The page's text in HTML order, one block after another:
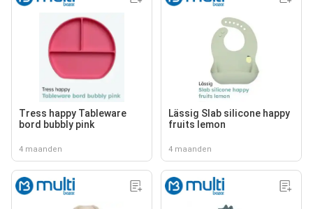
Tress happy Tableware
bord bubbly pink
4 maanden
Lässig Slab silicone happy
fruits lemon
4 maanden